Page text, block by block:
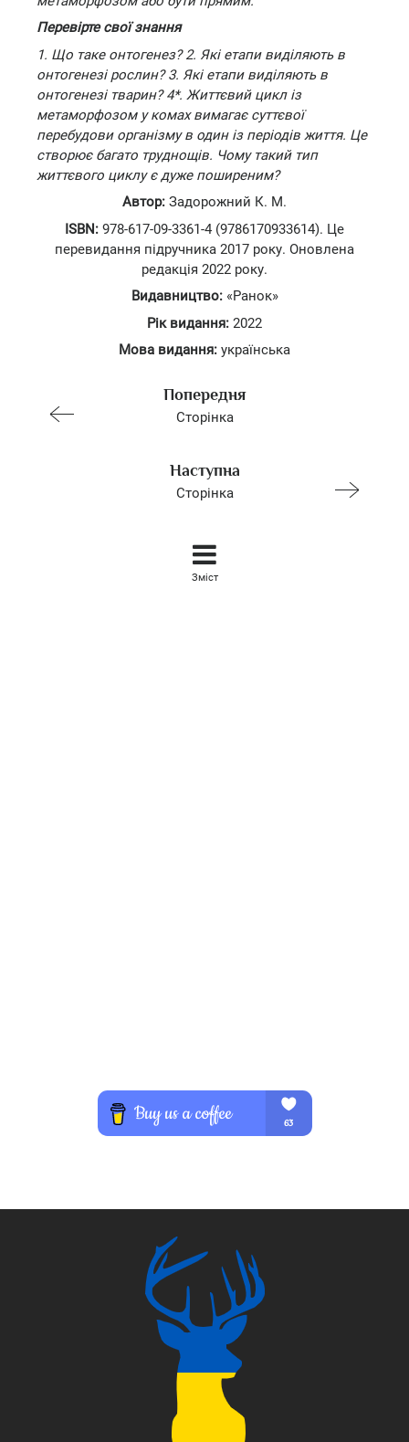
Перевірте свої знання
1. Що таке онтогенез? 2. Які етапи виділяють в
онтогенезі рослин? 3. Які етапи виділяють в
онтогенезі тварин? 4*. Життєвий цикл із
метаморфозом у комах вимагає суттєвої
перебудови організму в один із періодів життя. Це
створює багато труднощів. Чому такий тип
життєвого циклу є дуже поширеним?
Автор: Задорожний К. М.
ISBN: 978-617-09-3361-4 (9786170933614). Це
перевидання підручника 2017 року. Оновлена
редакція 2022 року.
Видавництво:«Ранок»
Рік видання: 2022
Мова видання: українська
Попередня
Сторінка
Наступна
Сторінка
Зміст